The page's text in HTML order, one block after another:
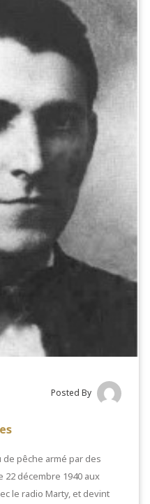
Posted By
pêche armé par des
décembre 1940 aux
le radio Marty, et devint